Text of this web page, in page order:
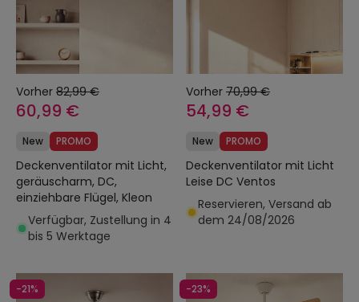
Vorher 82,99 €
60,99 €
New PROMO
Deckenventilator mit Licht,
geräuscharm, DC,
einziehbare Flügel, Kleon
Verfügbar, Zustellung in 4
bis 5 Werktage
Vorher 70,99 €
54,99 €
New PROMO
Deckenventilator mit Licht
Leise DC Ventos
Reservieren, Versand ab
dem 24/08/2026
-21% -23%